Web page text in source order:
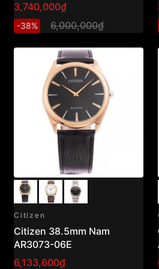
3,740,000₫
-38% 6,000,000₫
Citizen
Citizen 38.5mm Nam
AR3073-06E
6,133,600₫